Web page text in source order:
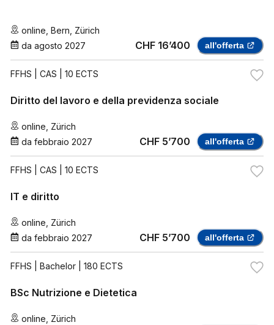
online Bern Zürich
da agosto 2027 CHF 16’400 all'offerta
FFHS | CAS | 10 ECTS
Diritto del lavoro e della previdenza sociale
online Zürich
da febbraio 2027 CHF 5’700 all'offerta
FFHS | CAS | 10 ECTS
IT e diritto
online Zürich
da febbraio 2027 CHF 5’700 all'offerta
FFHS | Bachelor | 180 ECTS
BSc Nutrizione e Dietetica
online Zürich